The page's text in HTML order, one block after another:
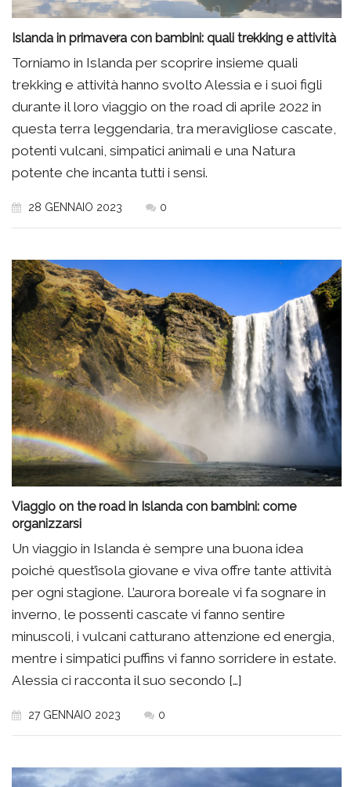
Islanda in primavera con bambini: quali trekking e attività
Torniamo in Islanda per scoprire insieme quali
trekking e attività hanno svolto Alessia e i suoi figli
durante il loro viaggio on the road di aprile 2022 in
questa terra leggendaria, tra meravigliose cascate,
potenti vulcani, simpatici animali e una Natura
potente che incanta tutti i sensi.
28 GENNAIO 2023 0
Viaggio on the road in Islanda con bambini: come
organizzarsi
Un viaggio in Islanda è sempre una buona idea
poiché quest’isola giovane e viva offre tante attività
per ogni stagione. L’aurora boreale vi fa sognare in
inverno, le possenti cascate vi fanno sentire
minuscoli, i vulcani catturano attenzione ed energia,
mentre i simpatici puffins vi fanno sorridere in estate.
Alessia ci racconta il suo secondo […]
27 GENNAIO 2023 0